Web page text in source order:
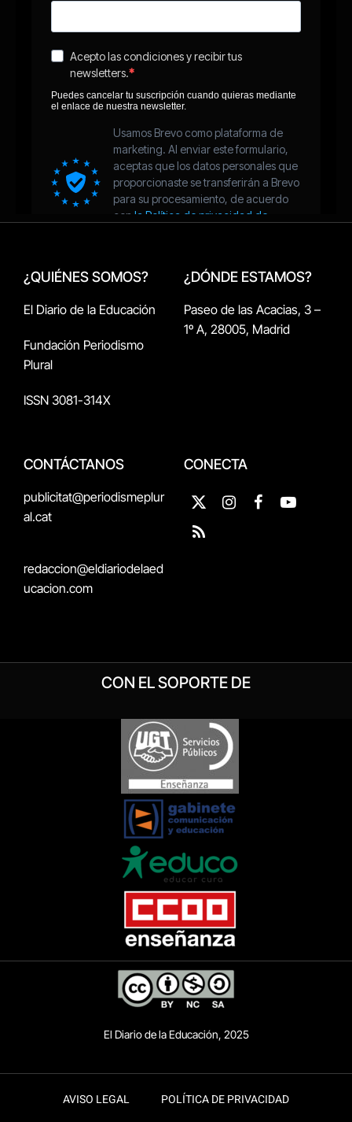
¿QUIÉNES SOMOS?
El Diario de la Educación
Fundación Periodismo
Plural
ISSN 3081-314X
¿DÓNDE ESTAMOS?
Paseo de las Acacias, 3 –
1º A, 28005, Madrid
CONTÁCTANOS
publicitat@periodismeplur
al.cat
redaccion@eldiariodelaed
ucacion.com
CONECTA
X
(Twitter)
InstagramFacebookYouTube
RSS
CON EL SOPORTE DE
El Diario de la Educación, 2025
AVISO LEGAL POLÍTICA DE PRIVACIDAD